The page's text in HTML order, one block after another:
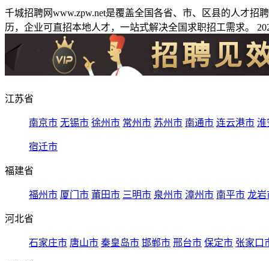
千城招聘网www.zpw.net是覆盖全国各省、市、区县的人才
历，企业可直招本地人才，一站式解决全国求职招工需求。
江苏省
南京市 无锡市 徐州市 常州市 苏州市 南通市 连云港市 淮
宿迁市
福建省
福州市 厦门市 莆田市 三明市 泉州市 漳州市 南平市 龙岩
河北省
石家庄市 唐山市 秦皇岛市 邯郸市 邢台市 保定市 张家口